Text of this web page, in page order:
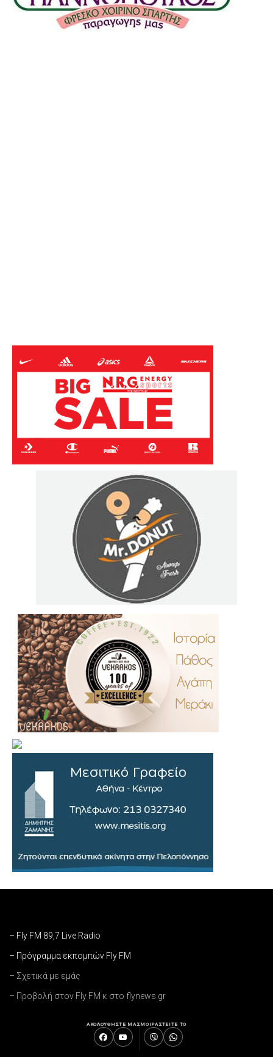
– Fly FM 89,7 Live Radio
– Πρόγραμμα εκπομπών Fly FM
– Σχετικά με εμάς
– Προβολή στον Fly FM κ στο flynews.gr
ΑΚΟΛΟΥΘΗΣΤΕ ΜΑΣΜΟΙΡΑΣΤΕΙΤΕ ΤΟ